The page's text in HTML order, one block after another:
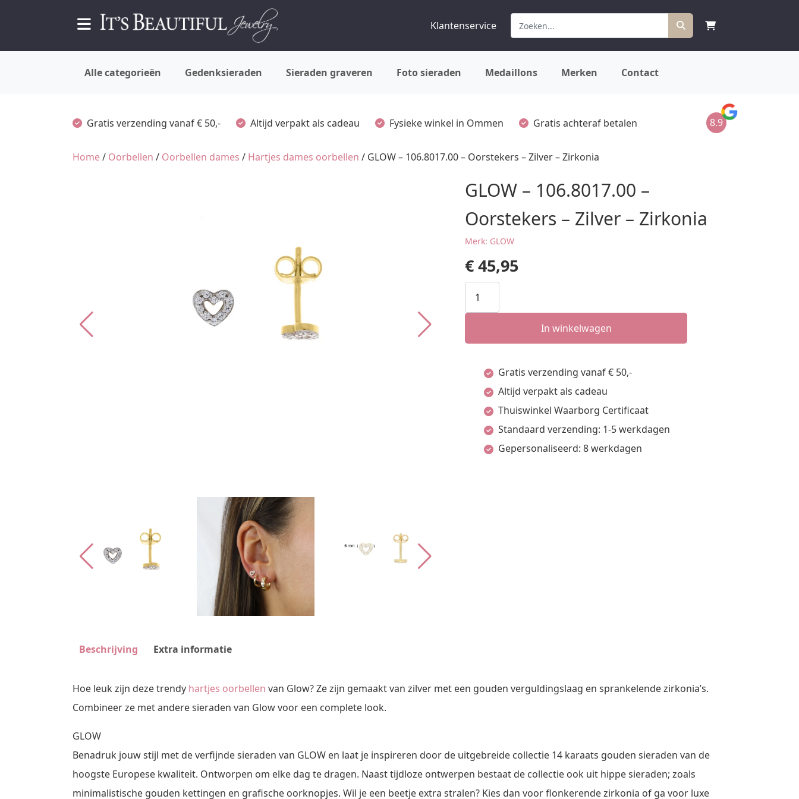
Klantenservice
Alle categorieën Gedenksieraden Sieraden graveren Foto sieraden Medaillons Merken Contact
Gratis verzending vanaf € 50,- Altijd verpakt als cadeau Fysieke winkel in Ommen Gratis achteraf betalen 8.9
Home/ Oorbellen / Oorbellen dames / Hartjes dames oorbellen / GLOW – 106.8017.00 – Oorstekers – Zilver – Zirkonia
GLOW – 106.8017.00 –
Oorstekers – Zilver – Zirkonia
Merk: GLOW
€45,95
GLOW
-
-
Oorstekers
Zilver
Zirkonia
In winkelwagen
Gratis verzending vanaf € 50,-
Altijd verpakt als cadeau
Thuiswinkel Waarborg Certificaat
Standaard verzending: 1-5 werkdagen
Gepersonaliseerd: 8 werkdagen
Beschrijving Extra informatie
Hoe leuk zijn deze trendy hartjes oorbellen van Glow? Ze zijn gemaakt van zilver met een gouden verguldingslaag en sprankelende zirkonia’s.
Combineer ze met andere sieraden van Glow voor een complete look.
GLOW
Benadruk jouw stijl met de verfijnde sieraden van GLOW en laat je inspireren door de uitgebreide collectie 14 karaats gouden sieraden van de
hoogste Europese kwaliteit. Ontworpen om elke dag te dragen. Naast tijdloze ontwerpen bestaat de collectie ook uit hippe sieraden; zoals
minimalistische gouden kettingen en grafische oorknopjes. Wil je een beetje extra stralen? Kies dan voor flonkerende zirkonia of ga voor luxe